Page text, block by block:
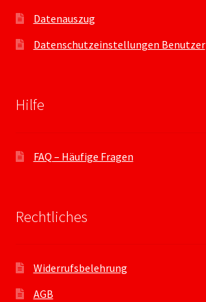
Datenauszug
Datenschutzeinstellungen Benutzer
Hilfe
FAQ – Häufige Fragen
Rechtliches
Widerrufsbelehrung
AGB